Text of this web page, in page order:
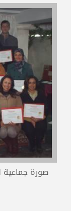
المعتمدون
صورة جماعية